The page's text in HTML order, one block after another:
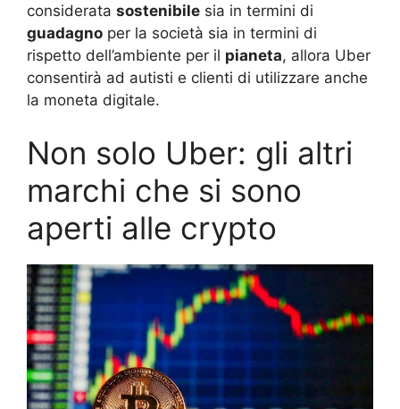
considerata sostenibile sia in termini di
guadagno per la società sia in termini di
rispetto dell’ambiente per il pianeta, allora Uber
consentirà ad autisti e clienti di utilizzare anche
la moneta digitale.
Non solo Uber: gli altri
marchi che si sono
aperti alle crypto